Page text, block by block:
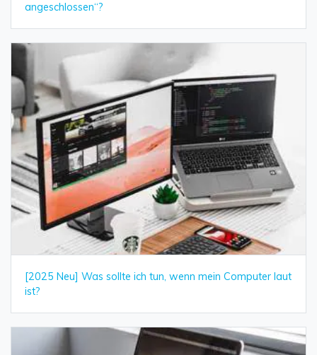
angeschlossen“?
[2025 Neu] Was sollte ich tun, wenn mein Computer laut
ist?